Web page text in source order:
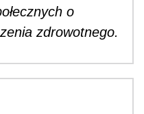
o
zdrowotnego.